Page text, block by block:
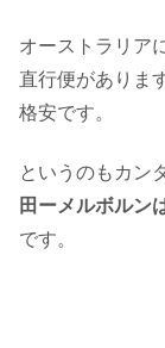
オーストラリア
直行便がありま
格安です。
というのもカン
田ーメルボルン
です。